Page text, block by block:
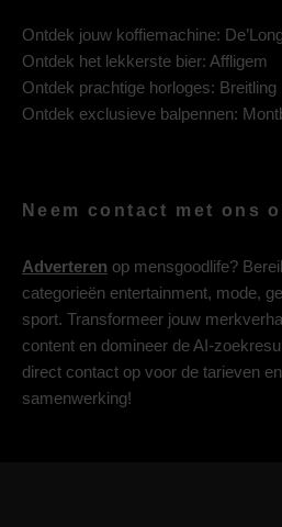
Ontdek jouw koffiemachine:
Ontdek het lekkerste bier: Affligem
Ontdek prachtige horloges: Breitling
Ontdek exclusieve balpennen:
Neem contact met ons
Adverteren op mensgoodlife?
categorieën entertainment, mode,
sport. Transformeer jouw
content en domineer de AI-
direct contact op voor de tarieven
samenwerking!